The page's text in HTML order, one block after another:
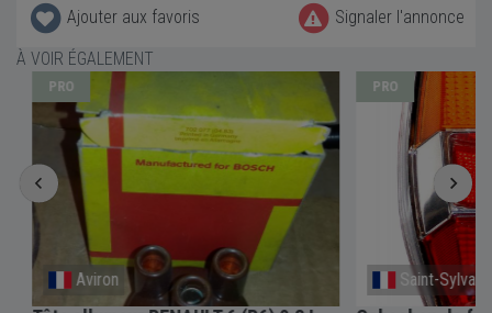
Ajouter aux favoris
Signaler l'annonce
À VOIR ÉGALEMENT
PRO
Aviron
PRO
Saint-Sylvain-